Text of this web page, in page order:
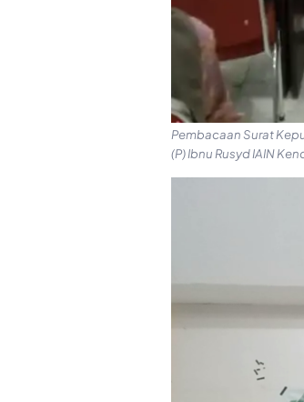
Pembacaan Surat
(P) Ibnu Rusyd IAIN